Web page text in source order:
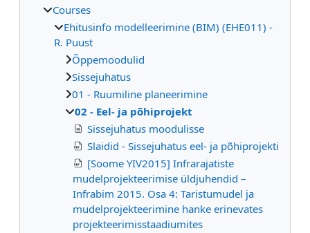
Courses
Ehitusinfo modelleerimine (BIM) (EHE011) -
R. Puust
Õppemoodulid
Sissejuhatus
01 - Ruumiline planeerimine
02 - Eel- ja põhiprojekt
Sissejuhatus moodulisse
Slaidid - Sissejuhatus eel- ja põhiprojekti
[Soome YIV2015] Infrarajatiste
mudelprojekteerimise üldjuhendid –
Infrabim 2015. Osa 4: Taristumudel ja
mudelprojekteerimine hanke erinevates
projekteerimisstaadiumites